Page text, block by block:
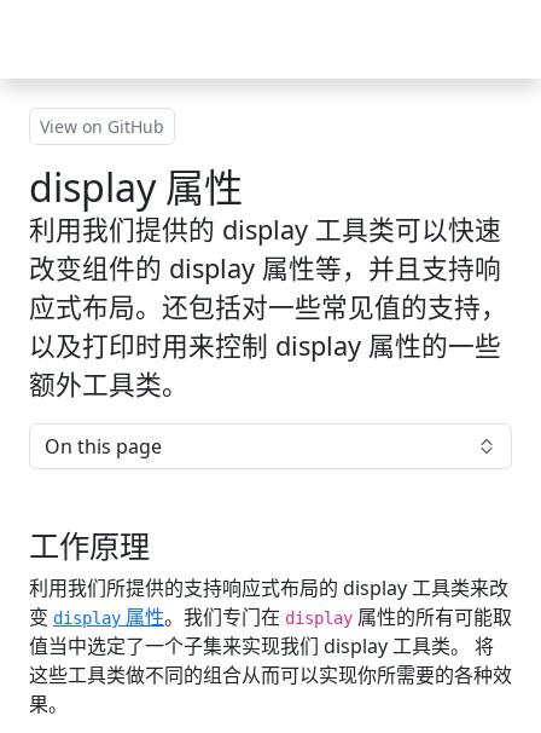
View on GitHub
display 属性
利用我们提供的 display 工具类可以快速
改变组件的 display 属性等，并且支持响
应式布局。还包括对一些常见值的支持，
以及打印时用来控制 display 属性的一些
额外工具类。
On this page
工作原理
利用我们所提供的支持响应式布局的 display 工具类来改
变 display 属性。我们专门在 display 属性的所有可能取
值当中选定了一个子集来实现我们 display 工具类。 将
这些工具类做不同的组合从而可以实现你所需要的各种效
果。